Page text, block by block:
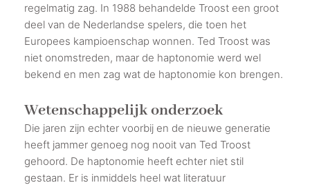
regelmatig zag. In 1988 behandelde Troost een groot
deel van de Nederlandse spelers, die toen het
Europees kampioenschap wonnen. Ted Troost was
niet onomstreden, maar de haptonomie werd wel
bekend en men zag wat de haptonomie kon brengen.
Wetenschappelijk onderzoek
Die jaren zijn echter voorbij en de nieuwe generatie
heeft jammer genoeg nog nooit van Ted Troost
gehoord. De haptonomie heeft echter niet stil
gestaan. Er is inmiddels heel wat literatuur